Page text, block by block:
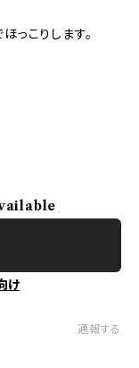
っこりします。
け
通報する